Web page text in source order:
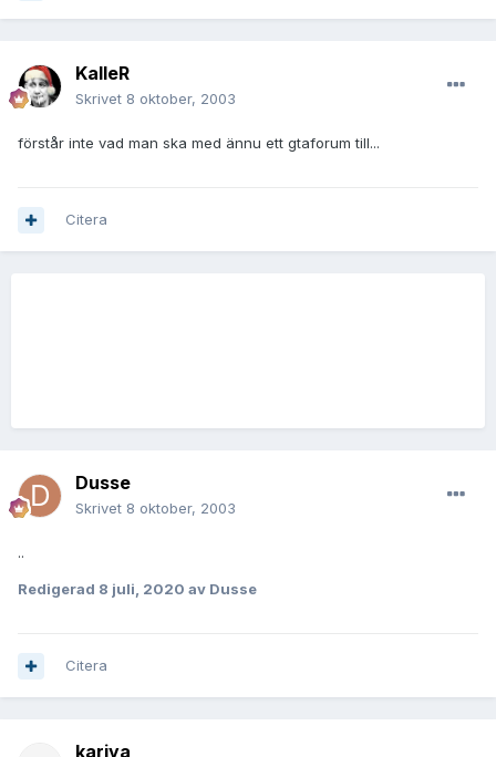
KalleR
Skrivet 8 oktober, 2003
förstår inte vad man ska med ännu ett gtaforum till...
Citera
Dusse
Skrivet 8 oktober, 2003
..
Redigerad 8 juli, 2020 av Dusse
Citera
kariya